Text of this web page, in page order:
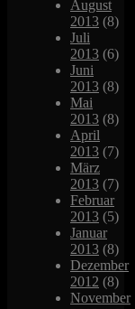
August
2013 (8)
Juli
2013 (6)
Juni
2013 (8)
Mai
2013 (8)
April
2013 (7)
März
2013 (7)
Februar
2013 (5)
Januar
2013 (8)
Dezember
2012 (8)
November